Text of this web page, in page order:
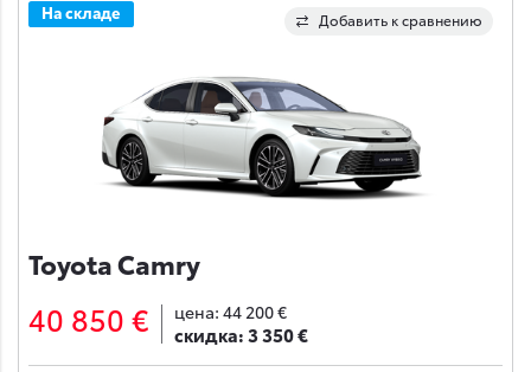
Добавить к сравнению
На складе
Toyota Camry
40 850 € цена: 44 200 €
скидка:3 350 €